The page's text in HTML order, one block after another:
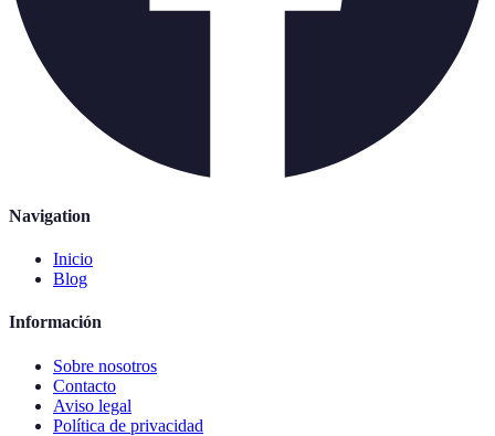
Navigation
Inicio
Blog
Información
Sobre nosotros
Contacto
Aviso legal
Política de privacidad